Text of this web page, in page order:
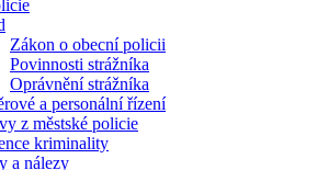
Zákon o obecní policii
Povinnosti strážníka
Oprávnění strážníka
a personální řízení
z městské policie
kriminality
a nálezy